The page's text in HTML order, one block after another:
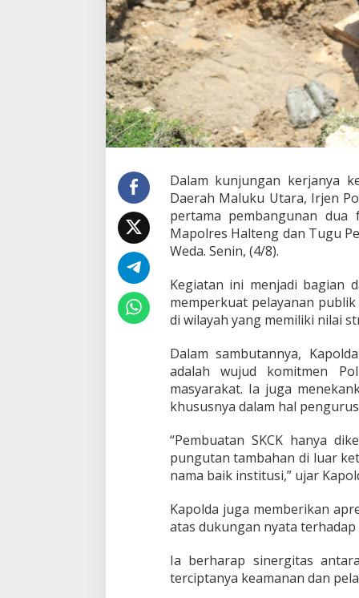
a
L
e
a
k
a
n
B
u
P
e
r
a
a
G
e
u
n
g
K
d
i
P
l
e
H
a
Dalam kunjungan kerjanya
Daerah Maluku Utara, Irjen
pertama pembangunan dua
Mapolres Halteng dan Tugu
Weda. Senin, (4/8).
Kegiatan ini menjadi bagian
memperkuat pelayanan
di wilayah yang memiliki nilai
Dalam sambutannya,
adalah wujud komitmen
masyarakat. Ia juga
khususnya dalam hal
“Pembuatan SKCK hanya
pungutan tambahan di luar
nama baik institusi,” ujar
Kapolda juga memberikan
atas dukungan nyata
Ia berharap sinergitas
terciptanya keamanan dan